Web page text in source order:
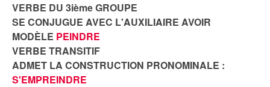
VERBE DU 3ième GROUPE
SE CONJUGUE AVEC L'AUXILIAIRE AVOIR
MODÈLE PEINDRE
VERBE TRANSITIF
ADMET LA CONSTRUCTION PRONOMINALE :
S'EMPREINDRE